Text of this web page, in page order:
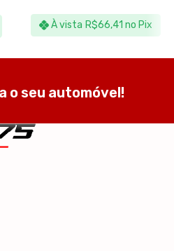
À vista R$66,41 no Pix
o seu automóvel!